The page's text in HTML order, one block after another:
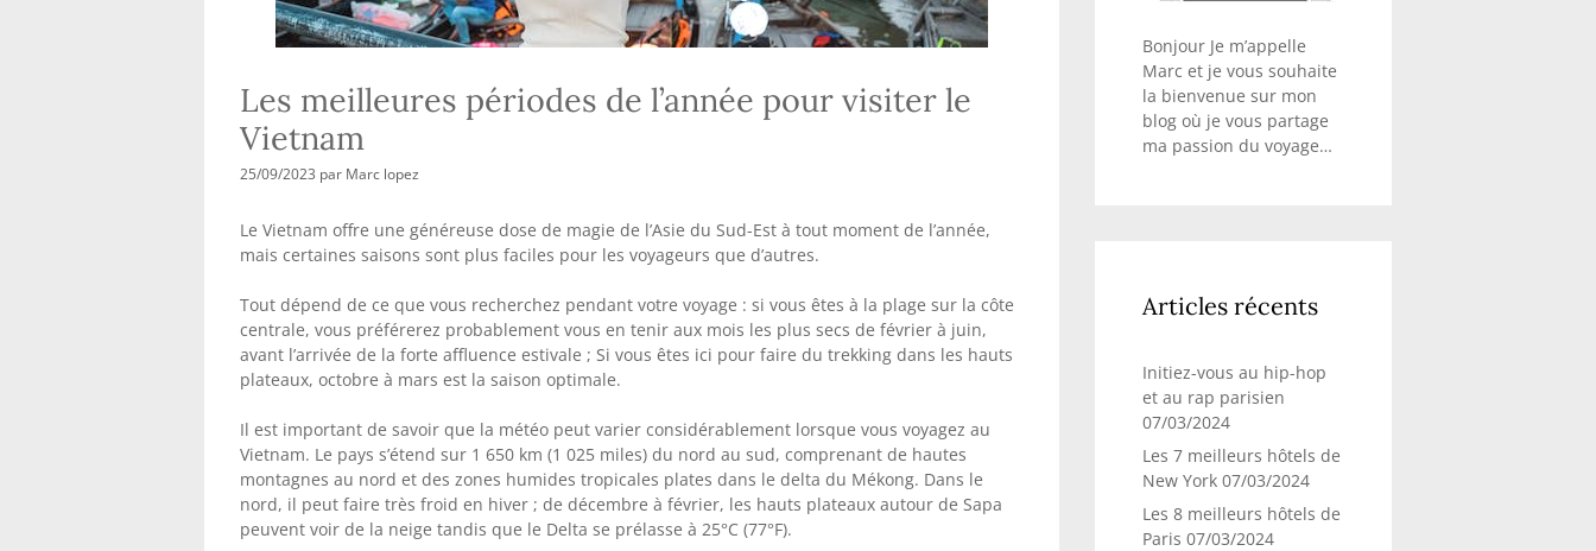
Les meilleures périodes de l’année pour visiter le
Vietnam
25/09/2023 par Marc lopez
Le Vietnam offre une généreuse dose de magie de l’Asie du Sud-Est à tout moment de l’année,
mais certaines saisons sont plus faciles pour les voyageurs que d’autres.
Tout dépend de ce que vous recherchez pendant votre voyage : si vous êtes à la plage sur la côte
centrale, vous préférerez probablement vous en tenir aux mois les plus secs de février à juin,
avant l’arrivée de la forte affluence estivale ; Si vous êtes ici pour faire du trekking dans les hauts
plateaux, octobre à mars est la saison optimale.
Il est important de savoir que la météo peut varier considérablement lorsque vous voyagez au
Vietnam. Le pays s’étend sur 1 650 km (1 025 miles) du nord au sud, comprenant de hautes
montagnes au nord et des zones humides tropicales plates dans le delta du Mékong. Dans le
nord, il peut faire très froid en hiver ; de décembre à février, les hauts plateaux autour de Sapa
peuvent voir de la neige tandis que le Delta se prélasse à 25°C (77°F).
Bonjour Je m’appelle
Marc et je vous souhaite
la bienvenue sur mon
blog où je vous partage
ma passion du voyage…
Articles récents
Initiez-vous au hip-hop
et au rap parisien
07/03/2024
Les 7 meilleurs hôtels de
New York 07/03/2024
Les 8 meilleurs hôtels de
Paris 07/03/2024